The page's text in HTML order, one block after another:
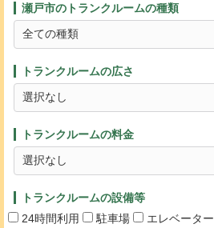
瀬戸市のトランクルームの種類
トランクルームの広さ
トランクルームの料金
トランクルームの設備等
24時間利用
駐車場 エレベーター